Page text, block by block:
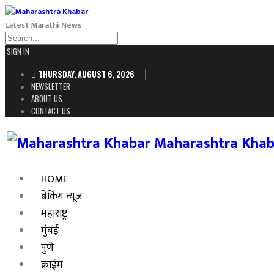
Latest Marathi News
SIGN IN
THURSDAY, AUGUST 6, 2026
NEWSLETTER
ABOUT US
CONTACT US
Maharashtra
HOME
ब्रेकिंग न्यूज
महाराष्ट्र
मुंबई
पुणे
क्राईम